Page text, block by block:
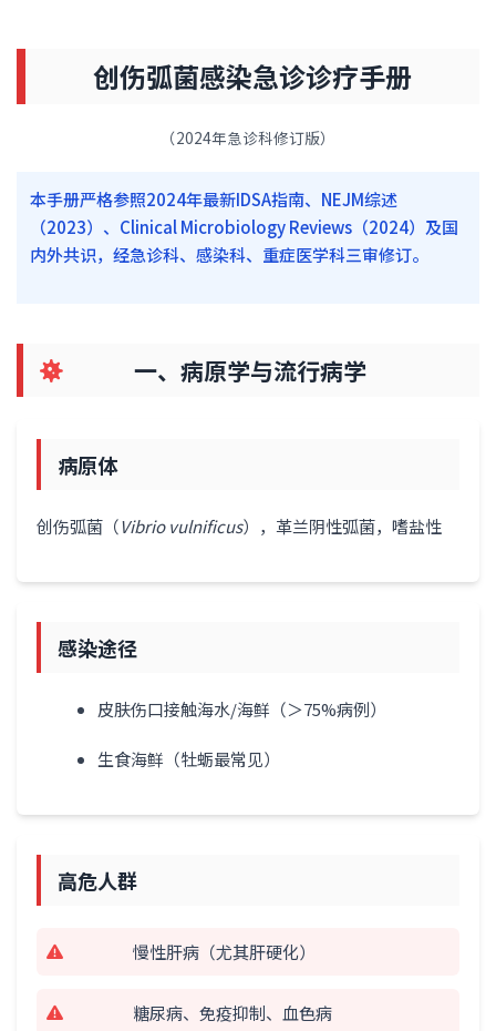
创伤弧菌感染急诊诊疗手册
（2024年急诊科修订版）
本手册严格参照2024年最新IDSA指南、NEJM综述
（2023）、Clinical Microbiology Reviews（2024）及国
内外共识，经急诊科、感染科、重症医学科三审修订。
一、病原学与流行病学
病原体
创伤弧菌（Vibrio vulnificus），革兰阴性弧菌，嗜盐性
感染途径
皮肤伤口接触海水/海鲜（＞75%病例）
生食海鲜（牡蛎最常见）
高危人群
慢性肝病（尤其肝硬化）
糖尿病、免疫抑制、血色病